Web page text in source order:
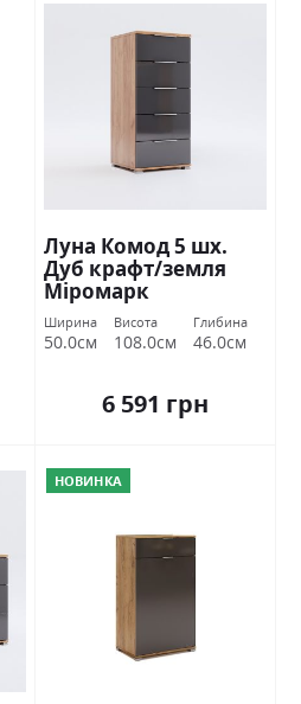
Луна Комод 5 шх.
Дуб крафт/земля
Міромарк
Ширина
50.0см
Висота
108.0см
Глибина
46.0см
6 591 грн
НОВИНКА